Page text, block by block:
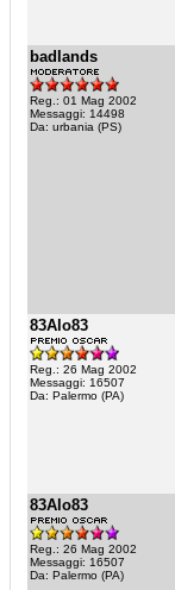
badlands
Reg.: 01 Mag 2002
Messaggi: 14498
Da: urbania (PS)
83Alo83
Reg.: 26 Mag 2002
Messaggi: 16507
Da: Palermo (PA)
83Alo83
Reg.: 26 Mag 2002
Messaggi: 16507
Da: Palermo (PA)